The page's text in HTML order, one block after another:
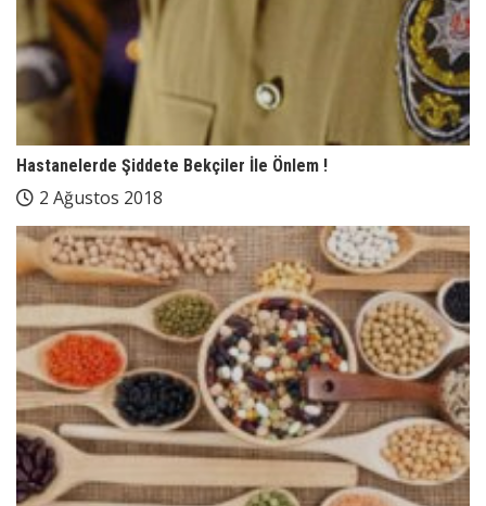
Hastanelerde Şiddete Bekçiler İle Önlem !
2 Ağustos 2018